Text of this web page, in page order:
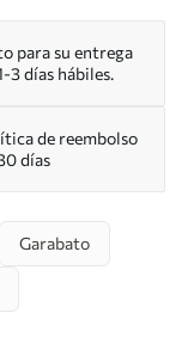
para su entrega
3 días hábiles.
de reembolso
días
Garabato